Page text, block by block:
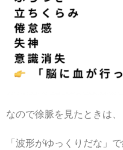
なので徐脈を見たときは、
「波形がゆっくりだな」